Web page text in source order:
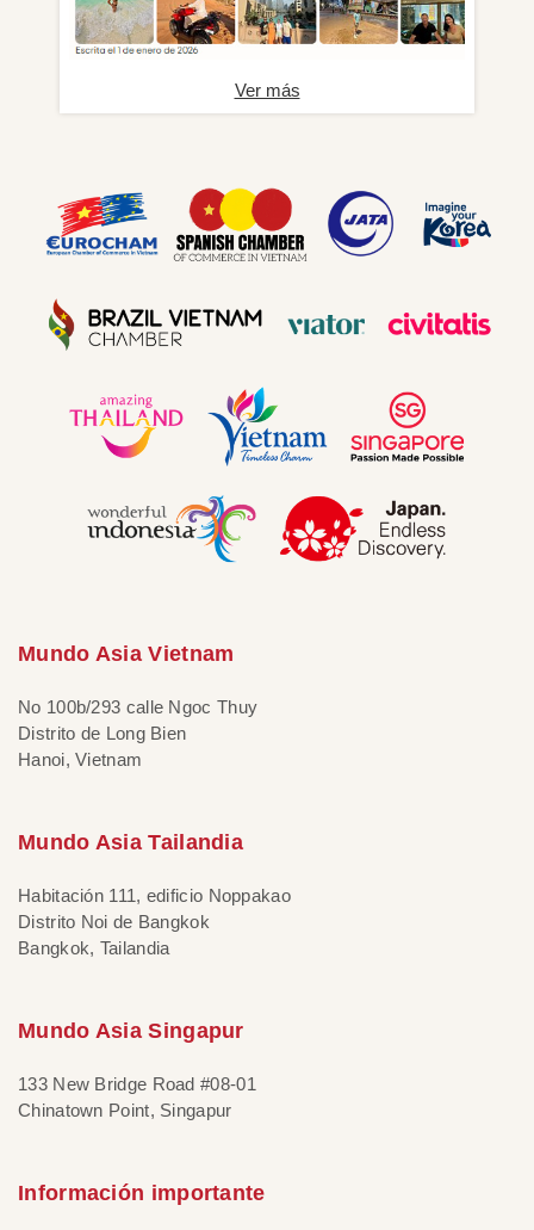
Ver más
Mundo Asia Vietnam
No 100b/293 calle Ngoc Thuy
Distrito de Long Bien
Hanoi, Vietnam
Mundo Asia Tailandia
Habitación 111, edificio Noppakao
Distrito Noi de Bangkok
Bangkok, Tailandia
Mundo Asia Singapur
133 New Bridge Road #08-01
Chinatown Point, Singapur
Información importante